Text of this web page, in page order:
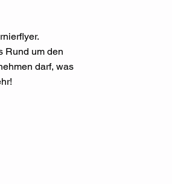
Rund um den
darf, was